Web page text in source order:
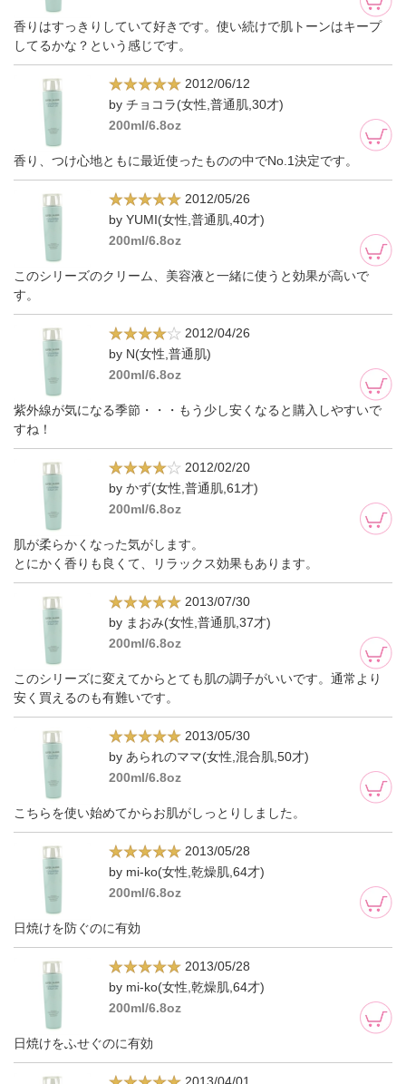
香りはすっきりしていて好きです。使い続けで肌トーンはキープ
してるかな？という感じです。
2012/06/12
by チョコラ(女性,普通肌,30才)
200ml/6.8oz
香り、つけ心地ともに最近使ったものの中でNo.1決定です。
2012/05/26
by YUMI(女性,普通肌,40才)
200ml/6.8oz
このシリーズのクリーム、美容液と一緒に使うと効果が高いで
す。
2012/04/26
by N(女性,普通肌)
200ml/6.8oz
紫外線が気になる季節・・・もう少し安くなると購入しやすいで
すね！
2012/02/20
by かず(女性,普通肌,61才)
200ml/6.8oz
肌が柔らかくなった気がします。
とにかく香りも良くて、リラックス効果もあります。
2013/07/30
by まおみ(女性,普通肌,37才)
200ml/6.8oz
このシリーズに変えてからとても肌の調子がいいです。通常より
安く買えるのも有難いです。
2013/05/30
by あられのママ(女性,混合肌,50才)
200ml/6.8oz
こちらを使い始めてからお肌がしっとりしました。
2013/05/28
by mi-ko(女性,乾燥肌,64才)
200ml/6.8oz
日焼けを防ぐのに有効
2013/05/28
by mi-ko(女性,乾燥肌,64才)
200ml/6.8oz
日焼けをふせぐのに有効